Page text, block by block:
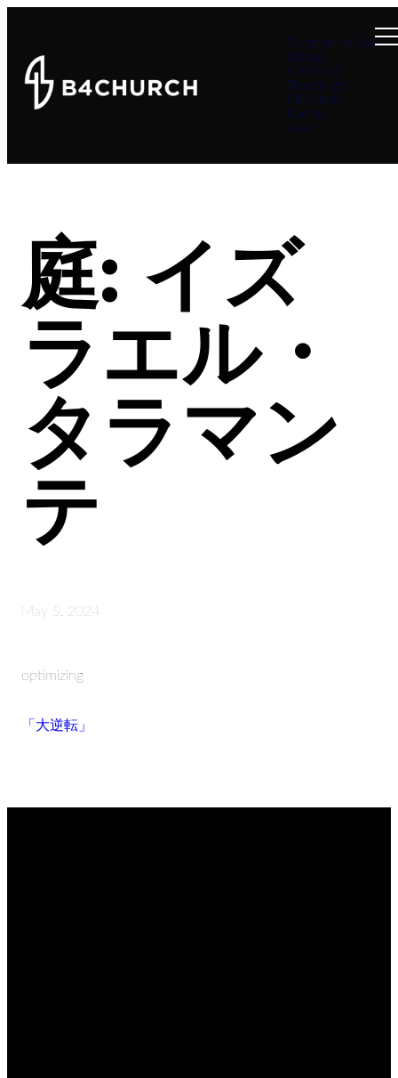
Summer at B4
About
Connect
Teachings
Ministries
Events
Give
庭: イズ
ラエル・
タラマン
テ
May 5, 2024
optimizing
「大逆転」